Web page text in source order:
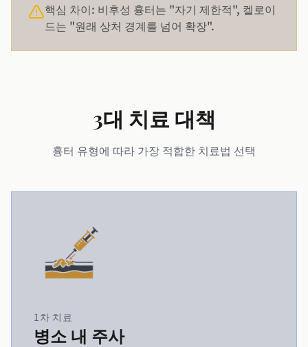
핵심 차이: 비후성 흉터는 "자기 제한적", 켈로이
드는 "원래 상처 경계를 넘어 확장".
3대 치료 대책
흉터 유형에 따라 가장 적합한 치료법 선택
1차 치료
병소 내 주사